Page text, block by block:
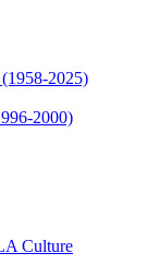
2025)
2000)
Culture